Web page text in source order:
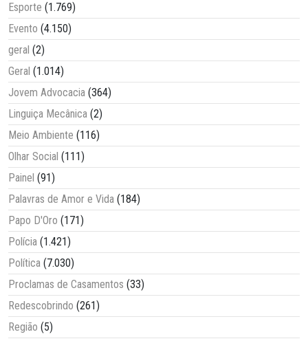
Esporte (1.769)
Evento (4.150)
geral (2)
Geral (1.014)
Jovem Advocacia (364)
Linguiça Mecânica (2)
Meio Ambiente (116)
Olhar Social (111)
Painel (91)
Palavras de Amor e Vida (184)
Papo D'Oro (171)
Polícia (1.421)
Política (7.030)
Proclamas de Casamentos (33)
Redescobrindo (261)
Região (5)